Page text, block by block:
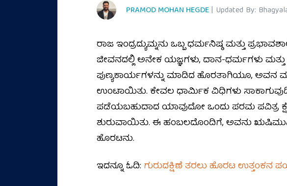
PRAMOD MOHAN HEGDE| Updated By:
ರಾಜ ಇಂದ್ರದ್ಯುಮ್ನನು ಒಬ್ಬ ಧರ್ಮನಿಷ್ಠ ಮತ್ತು
ಜೀವನದಲ್ಲಿ ಅನೇಕ ಯಜ್ಞಗಳು, ದಾನ-ಧರ್ಮಗಳು ಮತ್ತು
ಪುಣ್ಯಕಾರ್ಯಗಳನ್ನು ಮಾಡಿದ ಹೊರತಾಗಿಯೂ, ಅವನ
ಉಂಟಾಯಿತು. ಕೇವಲ ಧಾರ್ಮಿಕ ವಿಧಿಗಳು
ಪಡೆಯಬಹುದಾದ ಯಾವುದೋ ಒಂದು ಪರಮ ಪವಿತ್ರ
ಶುರುವಾಯಿತು. ಈ ಹಂಬಲದೊಂದಿಗೆ, ಅವನು
ಹೊರಟನು.
ಇದನ್ನೂ ಓದಿ: ಗುರುದಕ್ಷಿಣೆ ತರಲು ಹೊರಟ ಉತ್ತಂಕನ